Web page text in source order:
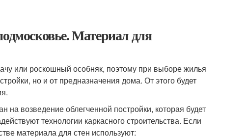
Материал для
или роскошный особняк, поэтому при выборе жилья
но и от предназначения дома. От этого будет
возведение облегченной постройки, которая будет
технологии каркасного строительства. Если
материала для стен используют: